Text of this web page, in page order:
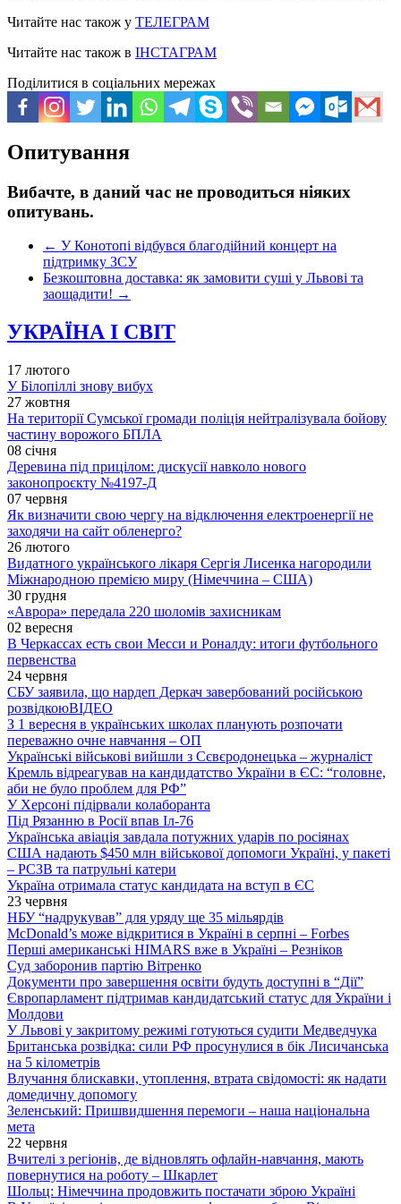
Читайте нас також у ТЕЛЕГРАМ
Читайте нас також в ІНСТАГРАМ
Поділитися в соціальних мережах
Опитування
Вибачте, в даний час не проводиться ніяких
опитувань.
← У Конотопі відбувся благодійний концерт на
підтримку ЗСУ
Безкоштовна доставка: як замовити суші у Львові та
заощадити! →
УКРАЇНА І СВІТ
17 лютого
У Білопіллі знову вибух
27 жовтня
На території Сумської громади поліція нейтралізувала бойову
частину ворожого БПЛА
08 січня
Деревина під прицілом: дискусії навколо нового
законопроєкту №4197-Д
07 червня
Як визначити свою чергу на відключення електроенергії не
заходячи на сайт обленерго?
26 лютого
Видатного українського лікаря Сергія Лисенка нагородили
Міжнародною премією миру (Німеччина – США)
30 грудня
«Аврора» передала 220 шоломів захисникам
02 вересня
В Черкассах есть свои Месси и Роналду: итоги футбольного
первенства
24 червня
СБУ заявила, що нардеп Деркач завербований російською
розвідкоюВІДЕО
З 1 вересня в українських школах планують розпочати
переважно очне навчання – ОП
Українські військові вийшли з Сєвєродонецька – журналіст
Кремль відреагував на кандидатство України в ЄС: “головне,
аби не було проблем для РФ”
У Херсоні підірвали колаборанта
Під Рязанню в Росії впав Іл-76
Українська авіація завдала потужних ударів по росіянах
США надають $450 млн військової допомоги Україні, у пакеті
– РСЗВ та патрульні катери
Україна отримала статус кандидата на вступ в ЄС
23 червня
НБУ “надрукував” для уряду ще 35 мільярдів
McDonald’s може відкритися в Україні в серпні – Forbes
Перші американські HIMARS вже в Україні – Резніков
Суд заборонив партію Вітренко
Документи про завершення освіти будуть доступні в “Дії”
Європарламент підтримав кандидатський статус для України і
Молдови
У Львові у закритому режимі готуються судити Медведчука
Британська розвідка: сили РФ просунулися в бік Лисичанська
на 5 кілометрів
Влучання блискавки, утоплення, втрата свідомості: як надати
домедичну допомогу
Зеленський: Пришвидшення перемоги – наша національна
мета
22 червня
Вчителі з регіонів, де відновлять офлайн-навчання, мають
повернутися на роботу – Шкарлет
Шольц: Німеччина продовжить постачати зброю Україні